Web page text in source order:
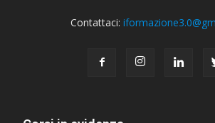
Contattaci: